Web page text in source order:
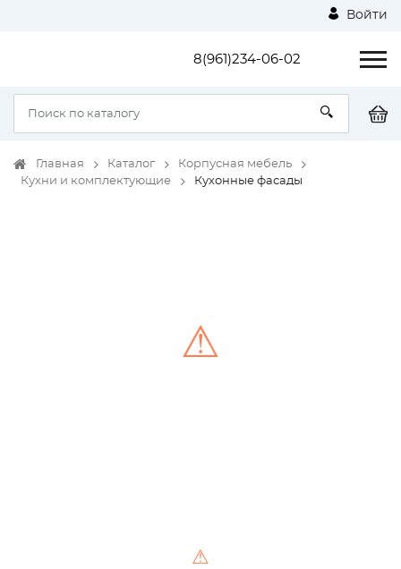
Войти
8(961)234-06-02
Главная Каталог
Корпусная мебель
Кухни и комплектующие
Кухонные фасады
⚠
⚠